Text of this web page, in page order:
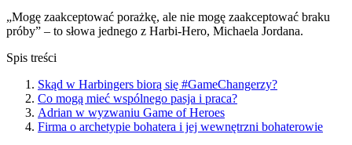
„Mogę zaakceptować porażkę, ale nie mogę zaakceptować braku
próby” – to słowa jednego z Harbi-Hero, Michaela Jordana.
Spis treści
Skąd w Harbingers biorą się #GameChangerzy?
Co mogą mieć wspólnego pasja i praca?
Adrian w wyzwaniu Game of Heroes
Firma o archetypie bohatera i jej wewnętrzni bohaterowie